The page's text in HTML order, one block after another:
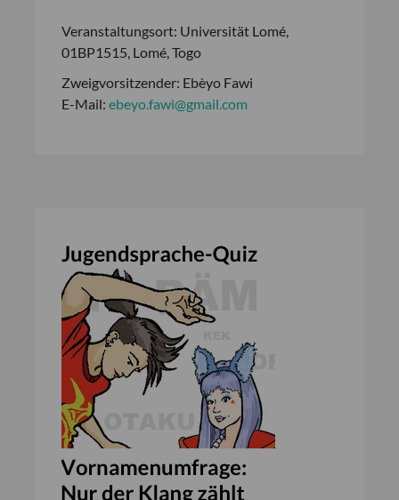
Veranstaltungsort: Universität Lomé,
01BP1515, Lomé, Togo
Zweigvorsitzender: Ebèyo Fawi
E-Mail: ebeyo.fawi@gmail.com